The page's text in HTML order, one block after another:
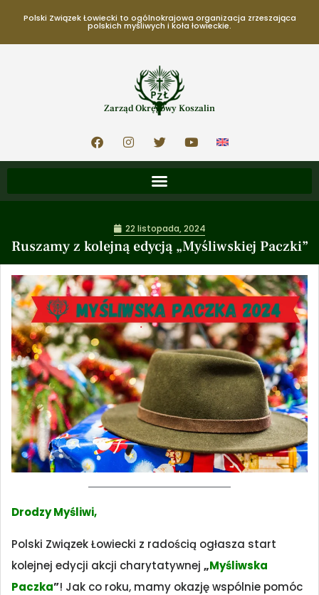
Polski Związek Łowiecki to ogólnokrajowa organizacja zrzeszająca
polskich myśliwych i koła łowieckie.
Zarząd Okręgowy Koszalin
Ruszamy z kolejną edycją „Myśliwskiej Paczki”
22 listopada, 2024
Drodzy Myśliwi,
Polski Związek Łowiecki z radością ogłasza start
kolejnej edycji akcji charytatywnej „Myśliwska
Paczka”! Jak co roku, mamy okazję wspólnie pomóc